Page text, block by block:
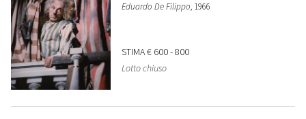
Eduardo De Filippo, 1966
STIMA€ 600 - 800
Lotto chiuso